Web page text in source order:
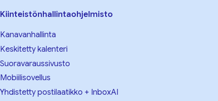
Kiinteistönhallintaohjelmisto
Kanavanhallinta
Keskitetty kalenteri
Suoravaraussivusto
Mobiilisovellus
Yhdistetty postilaatikko + InboxAI